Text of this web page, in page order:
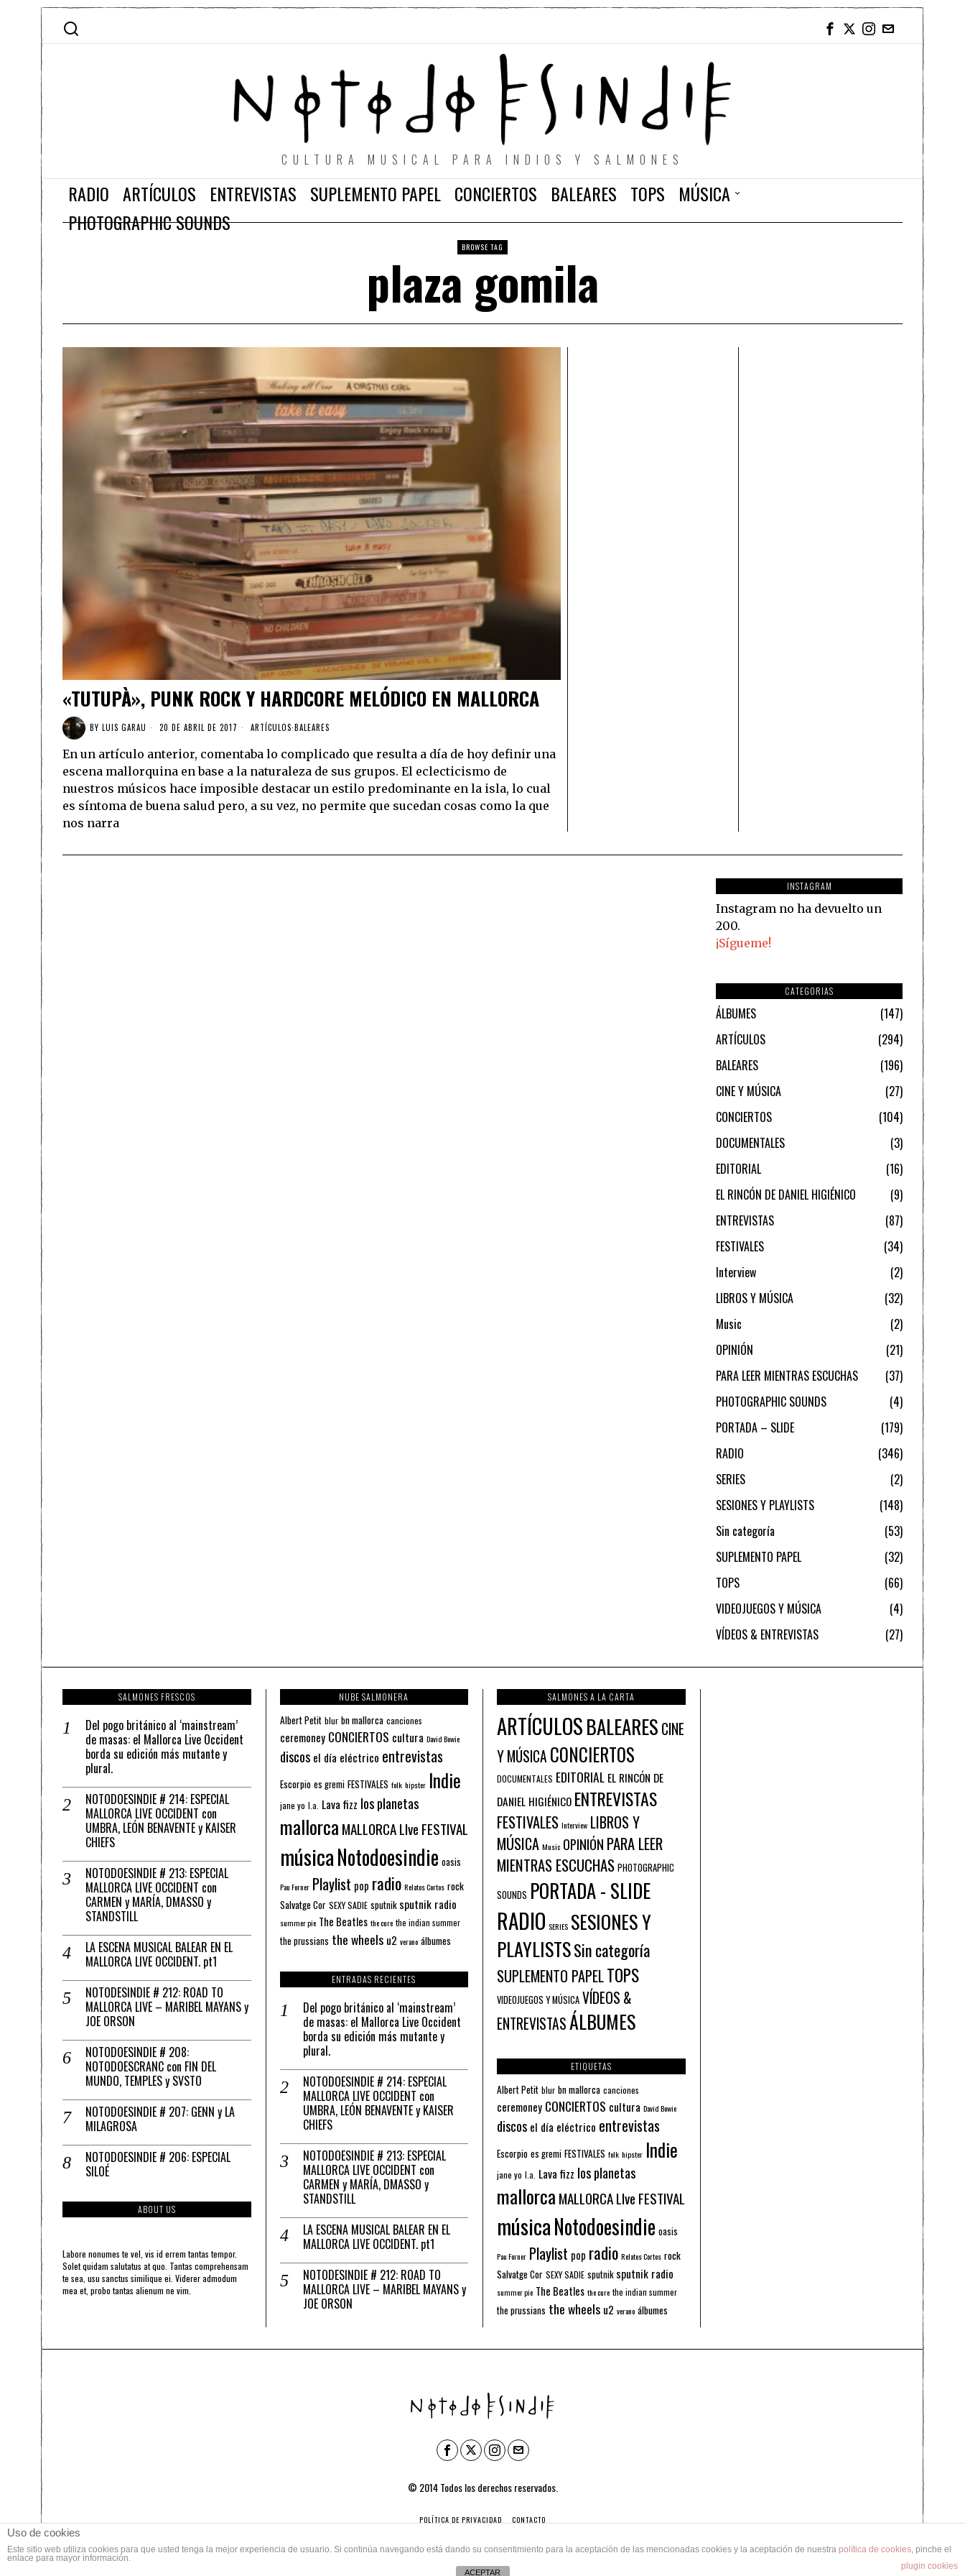
CULTURA MUSICAL PARA INDIOS Y SALMONES
RADIO ARTÍCULOS ENTREVISTAS SUPLEMENTO PAPEL CONCIERTOS BALEARES TOPS
MÚSICA
PHOTOGRAPHIC SOUNDS
BROWSE TAG
plaza gomila
«TUTUPÀ», PUNK ROCK Y HARDCORE MELÓDICO EN MALLORCA
BY LUIS GARAU 20 DE ABRIL DE 2017 ARTÍCULOS·BALEARES
En un artículo anterior, comentaba lo complicado que resulta a día de hoy definir una
escena mallorquina en base a la naturaleza de sus grupos. El eclecticismo de
nuestros músicos hace imposible destacar un estilo predominante en la isla, lo cual
es síntoma de buena salud pero, a su vez, no permite que sucedan cosas como la que
nos narra
INSTAGRAM
Instagram no ha devuelto un
200.
¡Sígueme!
CATEGORIAS
ÁLBUMES
147
ARTÍCULOS
294
BALEARES
196
CINE Y MÚSICA
27
CONCIERTOS
104
DOCUMENTALES
3
EDITORIAL
16
EL RINCÓN DE DANIEL HIGIÉNICO
9
ENTREVISTAS
87
FESTIVALES
34
Interview
2
LIBROS Y MÚSICA
32
Music
2
OPINIÓN
21
PARA LEER MIENTRAS ESCUCHAS
37
PHOTOGRAPHIC SOUNDS
4
PORTADA – SLIDE
179
RADIO
346
SERIES
2
SESIONES Y PLAYLISTS
148
Sin categoría
53
SUPLEMENTO PAPEL
32
TOPS
66
VIDEOJUEGOS Y MÚSICA
4
VÍDEOS & ENTREVISTAS
27
SALMONES FRESCOS
Del pogo británico al ‘mainstream’
de masas: el Mallorca Live Occident
borda su edición más mutante y
plural.
NOTODOESINDIE # 214: ESPECIAL
MALLORCA LIVE OCCIDENT con
UMBRA, LEÓN BENAVENTE y KAISER
CHIEFS
NOTODOESINDIE # 213: ESPECIAL
MALLORCA LIVE OCCIDENT con
CARMEN y MARÍA, DMASSO y
STANDSTILL
LA ESCENA MUSICAL BALEAR EN EL
MALLORCA LIVE OCCIDENT. pt1
NOTODESINDIE # 212: ROAD TO
MALLORCA LIVE – MARIBEL MAYANS y
JOE ORSON
NOTODOESINDIE # 208:
NOTODOESCRANC con FIN DEL
MUNDO, TEMPLES y SVSTO
NOTODOESINDIE # 207: GENN y LA
MILAGROSA
NOTODOESINDIE # 206: ESPECIAL
SILOÉ
ABOUT US
Labore nonumes te vel, vis id errem tantas tempor.
Solet quidam salutatus at quo. Tantas comprehensam
te sea, usu sanctus similique ei. Viderer admodum
mea et, probo tantas alienum ne vim.
NUBE SALMONERA
Albert Petit blur bn mallorca canciones
ceremoney CONCIERTOS cultura David Bowie
discos el día eléctrico entrevistas
Escorpio es gremi FESTIVALES folk hipster Indie
jane yo l.a. Lava fizz los planetas
mallorca MALLORCA LIve FESTIVAL
músicaNotodoesindie oasis
Pau Forner Playlist pop radio Relatos Cortos rock
Salvatge Cor SEXY SADIE sputnik sputnik radio
summer pie The Beatles the cure the indian summer
the prussians the wheels u2 verano álbumes
ENTRADAS RECIENTES
Del pogo británico al ‘mainstream’
de masas: el Mallorca Live Occident
borda su edición más mutante y
plural.
NOTODOESINDIE # 214: ESPECIAL
MALLORCA LIVE OCCIDENT con
UMBRA, LEÓN BENAVENTE y KAISER
CHIEFS
NOTODOESINDIE # 213: ESPECIAL
MALLORCA LIVE OCCIDENT con
CARMEN y MARÍA, DMASSO y
STANDSTILL
LA ESCENA MUSICAL BALEAR EN EL
MALLORCA LIVE OCCIDENT. pt1
NOTODESINDIE # 212: ROAD TO
MALLORCA LIVE – MARIBEL MAYANS y
JOE ORSON
SALMONES A LA CARTA
ARTÍCULOSBALEARES CINE
Y MÚSICA CONCIERTOS
DOCUMENTALES EDITORIAL EL RINCÓN DE
DANIEL HIGIÉNICO ENTREVISTAS
FESTIVALES Interview LIBROS Y
MÚSICA Music OPINIÓN PARA LEER
MIENTRAS ESCUCHAS PHOTOGRAPHIC
SOUNDS PORTADA - SLIDE
RADIO SERIES SESIONES Y
PLAYLISTSSin categoría
SUPLEMENTO PAPELTOPS
VIDEOJUEGOS Y MÚSICA VÍDEOS &
ENTREVISTASÁLBUMES
ETIQUETAS
Albert Petit blur bn mallorca canciones
ceremoney CONCIERTOS cultura David Bowie
discos el día eléctrico entrevistas
Escorpio es gremi FESTIVALES folk hipster Indie
jane yo l.a. Lava fizz los planetas
mallorca MALLORCA LIve FESTIVAL
músicaNotodoesindie oasis
Pau Forner Playlist pop radio Relatos Cortos rock
Salvatge Cor SEXY SADIE sputnik sputnik radio
summer pie The Beatles the cure the indian summer
the prussians the wheels u2 verano álbumes
© 2014 Todos los derechos reservados.
POLÍTICA DE PRIVACIDAD CONTACTO
Uso de cookies
Este sitio web utiliza cookies para que usted tenga la mejor experiencia de usuario. Si continúa navegando está dando su consentimiento para la aceptación de las mencionadas cookies y la aceptación de nuestra política de cookies, pinche el
enlace para mayor información.
plugin cookies
ACEPTAR